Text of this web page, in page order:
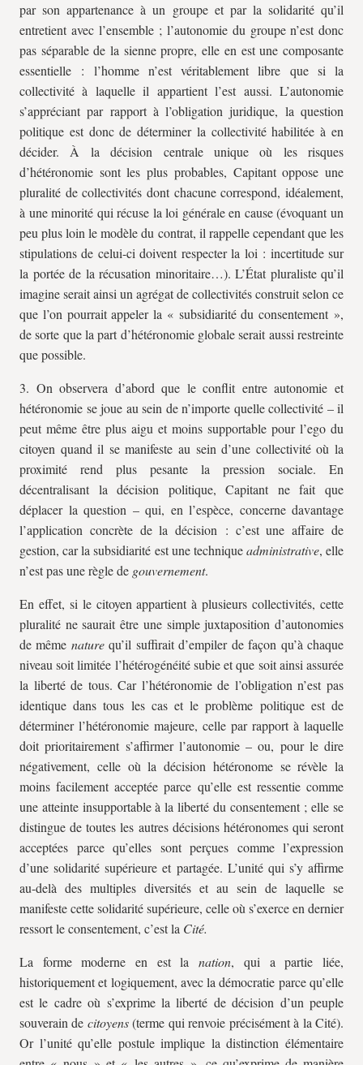
par son appartenance à un groupe et par la solidarité qu’il
entretient avec l’ensemble ; l’autonomie du groupe n’est donc
pas séparable de la sienne propre, elle en est une composante
essentielle : l’homme n’est véritablement libre que si la
collectivité à laquelle il appartient l’est aussi. L’autonomie
s’appréciant par rapport à l’obligation juridique, la question
politique est donc de déterminer la collectivité habilitée à en
décider. À la décision centrale unique où les risques
d’hétéronomie sont les plus probables, Capitant oppose une
pluralité de collectivités dont chacune correspond, idéalement,
à une minorité qui récuse la loi générale en cause (évoquant un
peu plus loin le modèle du contrat, il rappelle cependant que les
stipulations de celui-ci doivent respecter la loi : incertitude sur
la portée de la récusation minoritaire…). L’État pluraliste qu’il
imagine serait ainsi un agrégat de collectivités construit selon ce
que l’on pourrait appeler la « subsidiarité du consentement »,
de sorte que la part d’hétéronomie globale serait aussi restreinte
que possible.
3. On observera d’abord que le conflit entre autonomie et
hétéronomie se joue au sein de n’importe quelle collectivité – il
peut même être plus aigu et moins supportable pour l’ego du
citoyen quand il se manifeste au sein d’une collectivité où la
proximité rend plus pesante la pression sociale. En
décentralisant la décision politique, Capitant ne fait que
déplacer la question – qui, en l’espèce, concerne davantage
l’application concrète de la décision : c’est une affaire de
gestion, car la subsidiarité est une techniqueadministrative, elle
n’est pas une règle de gouvernement.
En effet, si le citoyen appartient à plusieurs collectivités, cette
pluralité ne saurait être une simple juxtaposition d’autonomies
de même naturequ’il suffirait d’empiler de façon qu’à chaque
niveau soit limitée l’hétérogénéité subie et que soit ainsi assurée
la liberté de tous. Car l’hétéronomie de l’obligation n’est pas
identique dans tous les cas et le problème politique est de
déterminer l’hétéronomie majeure, celle par rapport à laquelle
doit prioritairement s’affirmer l’autonomie – ou, pour le dire
négativement, celle où la décision hétéronome se révèle la
moins facilement acceptée parce qu’elle est ressentie comme
une atteinte insupportable à la liberté du consentement ; elle se
distingue de toutes les autres décisions hétéronomes qui seront
acceptées parce qu’elles sont perçues comme l’expression
d’une solidarité supérieure et partagée. L’unité qui s’y affirme
au-delà des multiples diversités et au sein de laquelle se
manifeste cette solidarité supérieure, celle où s’exerce en dernier
ressort le consentement, c’est la Cité.
La forme moderne en est lanation, qui a partie liée,
historiquement et logiquement, avec la démocratie parce qu’elle
est le cadre où s’exprime la liberté de décision d’un peuple
souverain de citoyens(terme qui renvoie précisément à la Cité).
Or l’unité qu’elle postule implique la distinction élémentaire